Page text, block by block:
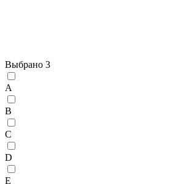
Выбрано 3
A
B
C
D
E